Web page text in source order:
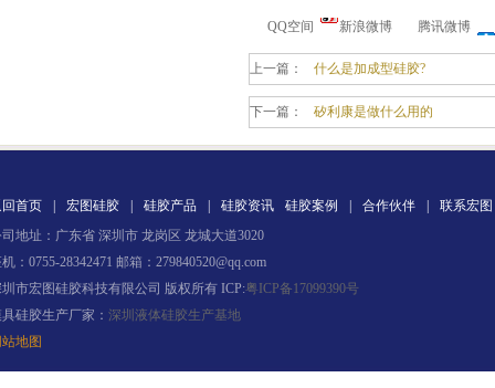
缩合型液体硅胶
QQ空间 新浪微博 腾讯微博
上一篇： 什么是加成型硅胶?
下一篇： 矽利康是做什么用的
首页 宏图硅胶 硅胶产品 硅胶资讯 硅胶案例 合作伙伴
联系宏图
地址：广东省 深圳市 龙岗区 龙城大道3020
：0755-28342471 邮箱：279840520@qq.com
市宏图硅胶科技有限公司 版权所有 ICP:粤ICP备17099390号
硅胶生产厂家： 深圳液体硅胶生产基地
地图